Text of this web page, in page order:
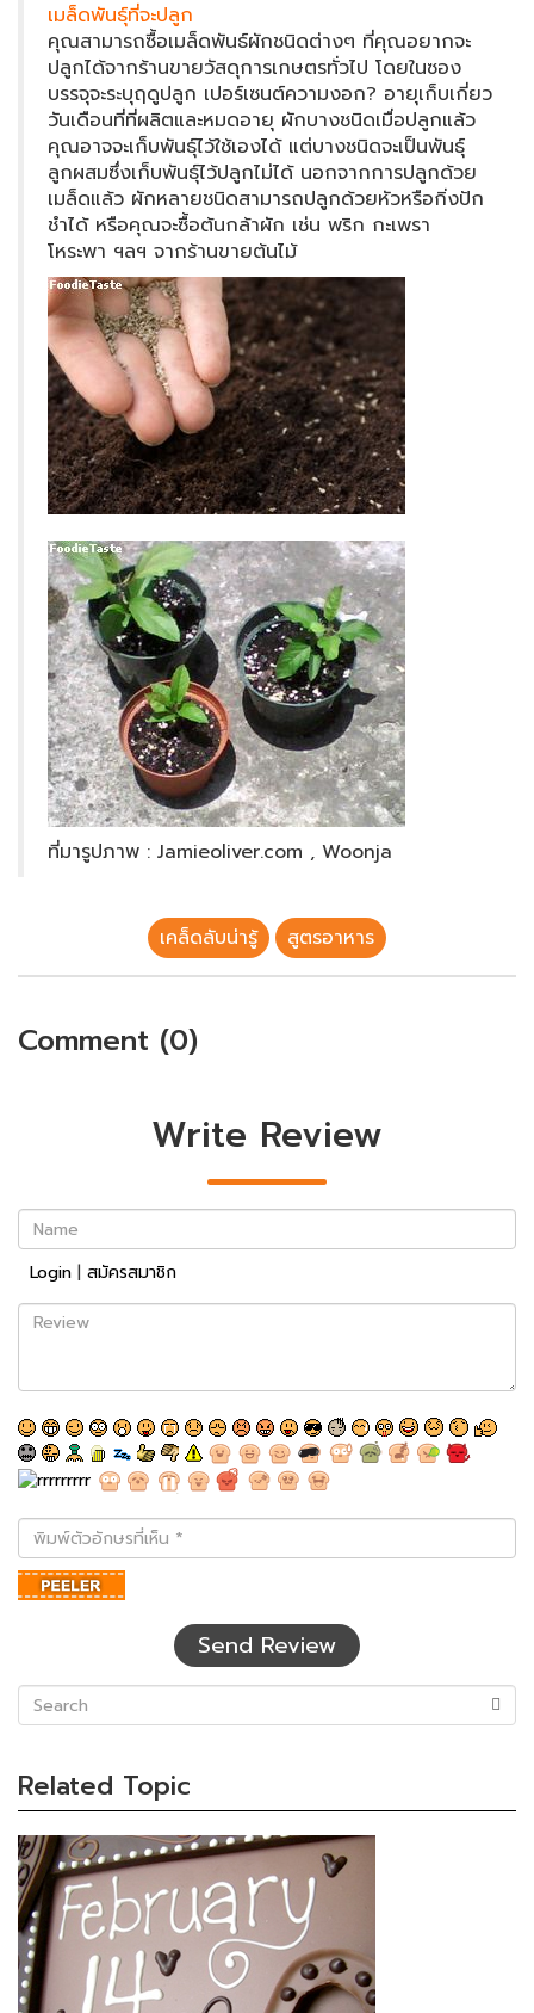
เมล็ดพันธุ์ที่จะปลูก
คุณสามารถซื้อเมล็ดพันธ์ผักชนิดต่างๆ ที่คุณอยากจะ
ปลูกได้จากร้านขายวัสดุการเกษตรทั่วไป โดยในซอง
บรรจุจะระบุฤดูปลูก เปอร์เซนต์ความงอก? อายุเก็บเกี่ยว
วันเดือนที่ที่ผลิตและหมดอายุ ผักบางชนิดเมื่อปลูกแล้ว
คุณอาจจะเก็บพันธุ์ไว้ใช้เองได้ แต่บางชนิดจะเป็นพันธุ์
ลูกผสมซึ่งเก็บพันธุ์ไว้ปลูกไม่ได้ นอกจากการปลูกด้วย
เมล็ดแล้ว ผักหลายชนิดสามารถปลูกด้วยหัวหรือกิ่งปัก
ชำได้ หรือคุณจะซื้อต้นกล้าผัก เช่น พริก กะเพรา
โหระพา ฯลฯ จากร้านขายต้นไม้
ที่มารูปภาพ : Jamieoliver.com , Woonja
เคล็ดลับน่ารู้ สูตรอาหาร
Comment (0)
Write Review
Name
Login | สมัครสมาชิก
Review
พิมพ์
ตัว
อักษร
ที่
Send Review
Related Topic